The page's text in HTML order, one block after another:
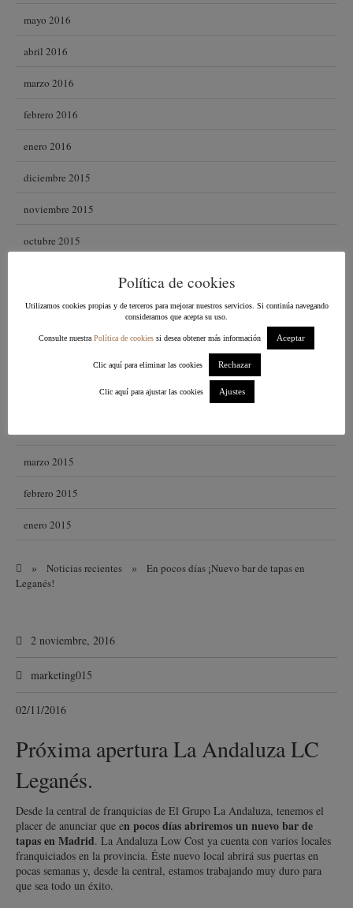
mayo 2016
abril 2016
marzo 2016
febrero 2016
enero 2016
diciembre 2015
noviembre 2015
octubre 2015
agosto 2015
julio 2015
marzo 2015
febrero 2015
enero 2015
» Noticias recientes »
En pocos días ¡Nuevo bar de tapas en
Leganés!
2 noviembre, 2016
marketing015
02/11/2016
Próxima apertura La Andaluza LC
Leganés.
Desde la central de franquicias de El Grupo La Andaluza, tenemos el
placer de anunciar que en pocos días abriremos un nuevo bar de
tapas en Madrid. La Andaluza Low Cost ya cuenta con varios locales
franquiciados en la provincia. Éste nuevo local abrirá sus puertas en
pocas semanas y, desde la central, estamos trabajando muy duro para
que sea todo un éxito.
Política de cookies
Utilizamos cookies propias y de terceros para mejorar nuestros servicios. Si continúa navegando
consideramos que acepta su uso.
Consulte nuestra Política de cookies si desea obtener más información Aceptar
Clic aquí para eliminar las cookies Rechazar
Clic aquí para ajustar las cookies Ajustes